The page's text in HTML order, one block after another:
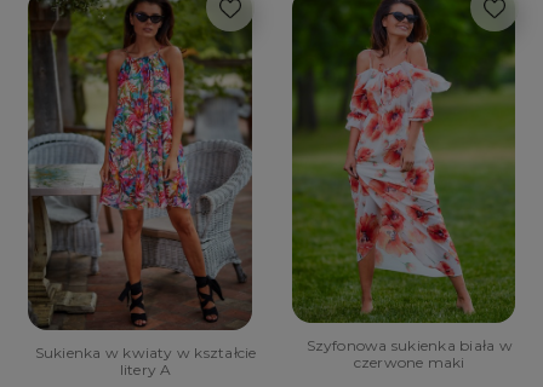
Sukienka w kwiaty w kształcie
litery A
Szyfonowa sukienka biała w
czerwone maki